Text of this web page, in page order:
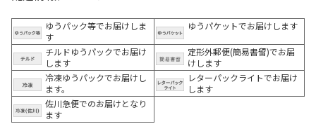
ゆうパック等でお届けしま
す
ゆうパケットでお届けします
チルドゆうパックでお届け
します
定形外郵便(簡易書留)でお届
けします
冷凍ゆうパックでお届けし
ます。
レターパックライトでお届け
します
佐川急便でのお届けとなり
ます